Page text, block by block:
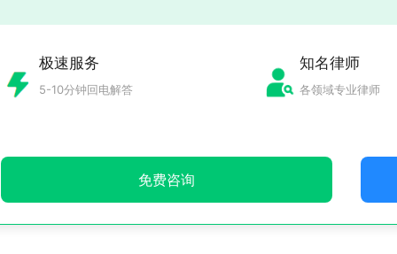
极速服务
5-10分钟回电解答
知名律师
各领域专业律师
免费咨询